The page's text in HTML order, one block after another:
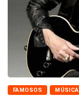
FAMOSOS MÚSICA